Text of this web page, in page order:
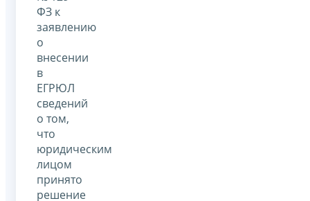
ФЗ к
заявлению
о
внесении
в
ЕГРЮЛ
сведений
о том,
что
юридическим
лицом
принято
решение